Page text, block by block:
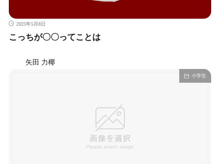
2025年5月8日
こっちが〇〇ってことは
矢田 力椰
小学生